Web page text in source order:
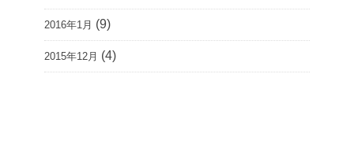
2016年1月 (9)
2015年12月 (4)